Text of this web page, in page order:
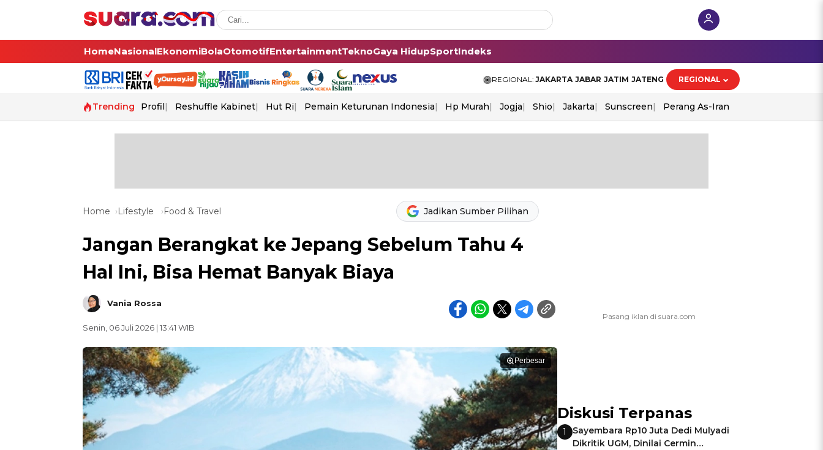
HomeNasionalEkonomiBolaOtomotifEntertainmentTeknoGaya HidupSportIndeks
REGIONAL: JAKARTA JABAR JATIM JATENG REGIONAL
Trending Profil Reshuffle Kabinet Hut Ri Pemain Keturunan Indonesia Hp Murah Jogja Shio Jakarta Sunscreen Perang As-Iran
Home Lifestyle Food & Travel Jadikan Sumber Pilihan
Jangan Berangkat ke Jepang Sebelum Tahu 4
Hal Ini, Bisa Hemat Banyak Biaya
Vania Rossa
Senin, 06 Juli 2026 | 13:41 WIB
Perbesar
Diskusi Terpanas
1
Sayembara Rp10 Juta Dedi Mulyadi
Dikritik UGM, Dinilai Cermin